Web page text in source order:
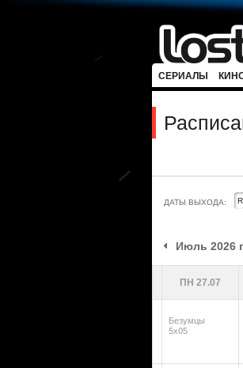
СЕРИАЛЫ
ДАТЫ ВЫХОДА:
июль 2026
ПН 27.07
Безумцы
5х05